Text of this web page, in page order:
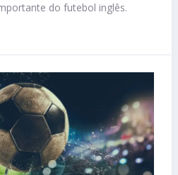
do futebol inglês.